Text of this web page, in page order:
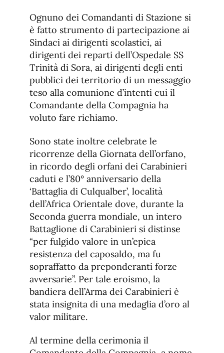
Ognuno dei Comandanti di Stazione si
è fatto strumento di partecipazione ai
Sindaci ai dirigenti scolastici, ai
dirigenti dei reparti dell’Ospedale SS
Trinità di Sora, ai dirigenti degli enti
pubblici dei territorio di un messaggio
teso alla comunione d’intenti cui il
Comandante della Compagnia ha
voluto fare richiamo.
Sono state inoltre celebrate le
ricorrenze della Giornata dell’orfano,
in ricordo degli orfani dei Carabinieri
caduti e l’80° anniversario della
‘Battaglia di Culqualber’, località
dell’Africa Orientale dove, durante la
Seconda guerra mondiale, un intero
Battaglione di Carabinieri si distinse
“per fulgido valore in un’epica
resistenza del caposaldo, ma fu
sopraffatto da preponderanti forze
avversarie”. Per tale eroismo, la
bandiera dell’Arma dei Carabinieri è
stata insignita di una medaglia d’oro al
valor militare.
Al termine della cerimonia il